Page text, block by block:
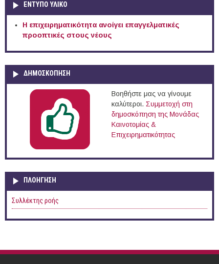
ΕΝΤΥΠΟ ΥΛΙΚΟ
Η επιχειρηματικότητα ανοίγει επαγγελματικές
προοπτικές στους νέους
ΔΗΜΟΣΚΟΠΗΣΗ
Βοηθήστε μας να γίνουμε
καλύτεροι. Συμμετοχή στη
δημοσκόπηση της Μονάδας
Καινοτομίας &
Επιχειρηματικότητας
ΠΛΟΉΓΗΣΗ
Συλλέκτης ροής